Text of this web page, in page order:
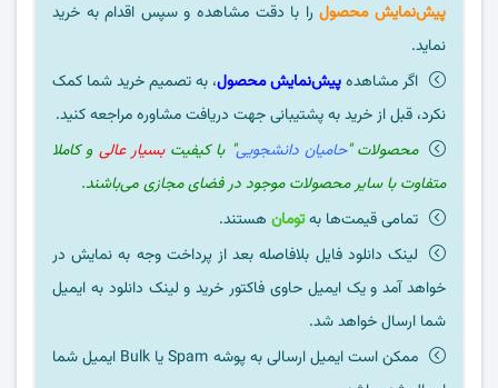
پیش‌نمایش محصولرا با دقت مشاهده و سپس اقدام به خرید
نماید.
اگر مشاهدهپیش‌نمایش محصول، به تصمیم خرید شما کمک
نکرد، قبل از خرید به پشتیبانی جهت دریافت مشاوره مراجعه کنید.
محصولات "حامیان دانشجویی" با کیفیت بسیار عالی و کاملا
متفاوت با سایر محصولات موجود در فضای مجازی می‌باشند.
تمامی قیمت‌ها بهتومان هستند.
لینک دانلود فایل بلافاصله بعد از پرداخت وجه به نمایش در
خواهد آمد و یک ایمیل حاوی فاکتور خرید و لینک دانلود به ایمیل
شما ارسال خواهد شد.
ممکن است ایمیل ارسالی به پوشه Spam یا Bulk ایمیل شما